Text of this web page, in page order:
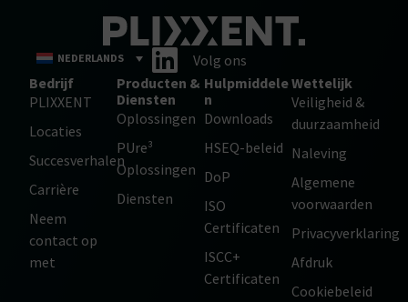
NEDERLANDS
Volg ons
Bedrijf
PLIXXENT
Locaties
Succesverhalen
Carrière
Neem
contact op
met
Producten &
Diensten
Oplossingen
PUre³
Oplossingen
Diensten
Hulpmiddele
n
Downloads
HSEQ-beleid
DoP
ISO
Certificaten
ISCC+
Certificaten
Wettelijk
Veiligheid &
duurzaamheid
Naleving
Algemene
voorwaarden
Privacyverklaring
Afdruk
Cookiebeleid